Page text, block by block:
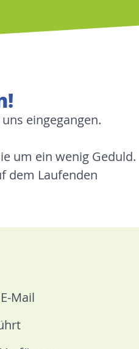
eingegangen.
um ein wenig Geduld.
dem Laufenden
Mail